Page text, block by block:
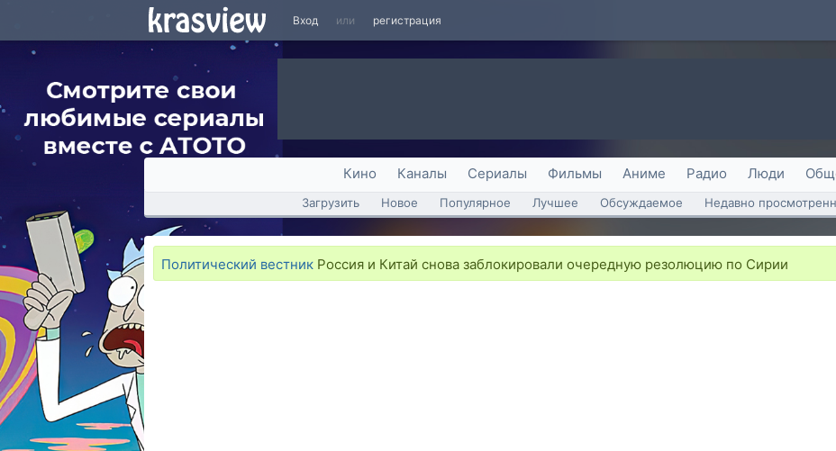
Вход или регистрация
Кино Каналы Сериалы Фильмы Аниме Радио Люди
Загрузить Новое Популярное Лучшее Обсуждаемое Недавно
Политический вестник Россия и Китай снова заблокировали очередную резолюцию по Сирии